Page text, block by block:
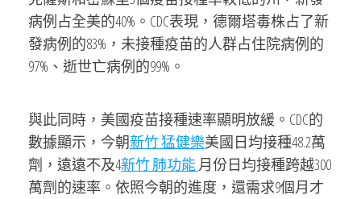
病例占全美的40%。CDC表現，德爾塔毒株占了新
發病例的83%，未接種疫苗的人群占住院病例的
97%、逝世亡病例的99%。
與此同時，美國疫苗接種速率顯明放緩。CDC的
數據顯示，今朝新竹 猛健樂美國日均接種48.2萬
劑，遠遠不及4新竹 肺功能月份日均接種跨越300
萬劑的速率。依照今朝的進度，還需求9個月才